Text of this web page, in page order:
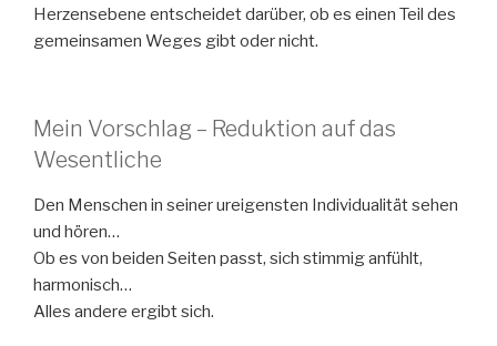
Herzensebene entscheidet darüber, ob es einen Teil des
gemeinsamen Weges gibt oder nicht.
Mein Vorschlag – Reduktion auf das
Wesentliche
Den Menschen in seiner ureigensten Individualität sehen
und hören…
Ob es von beiden Seiten passt, sich stimmig anfühlt,
harmonisch…
Alles andere ergibt sich.